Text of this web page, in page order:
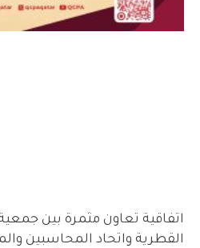
اتفاقية تعاون مثمرة بين
القطرية واتحاد المحاسبين